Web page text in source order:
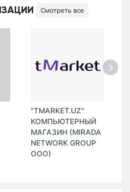
Смотреть все
"TMARKET.UZ"
КОМПЬЮТЕРНЫЙ
МАГАЗИН (MIRADA
NETWORK GROUP
ООО)